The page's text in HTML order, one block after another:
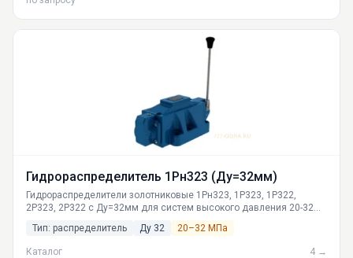
Гидрораспределитель 1Рн323 (Ду=32мм)
Гидрораспределители золотниковые 1Рн323, 1Р323, 1Р322,
2Р323, 2Р322 с Ду=32мм для систем высокого давления 20-32
производительность 330-500 л/мин. Низкотемпературный режим
до -40°C.
Тип: распределитель Ду 32 20–32 МПа
Каталог 4 →